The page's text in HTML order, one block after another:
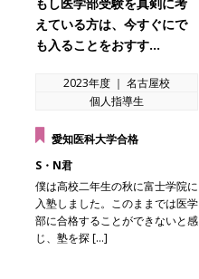
えている方は、今すぐにで
も入ることをおすす…
2023年度 ｜ 名古屋校
個人指導生
愛知医科大学合格
S・N君
僕は高校二年生の秋に富士学院に
入塾しました。このままでは医学
部に合格することができないと感
じ、塾を探 […]